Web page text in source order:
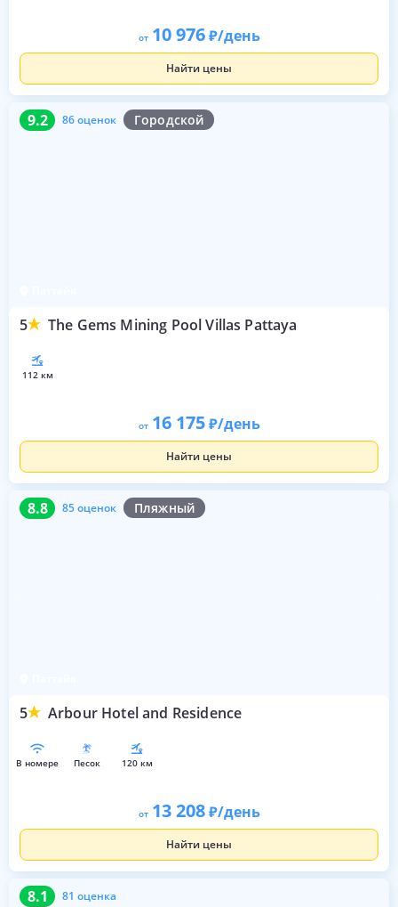
от 10 976 /день
Найти цены
9.2 86 оценок Городской
5 The Gems Mining Pool Villas Pattaya
9.2 86 оценок
112 км
от 16 175 /день
Найти цены
8.8 85 оценок Пляжный
5 Arbour Hotel and Residence
8.8 85 оценок
в номере песок 120 км
от 13 208 /день
Найти цены
8.1 81 оценка
8.1 81 оценка